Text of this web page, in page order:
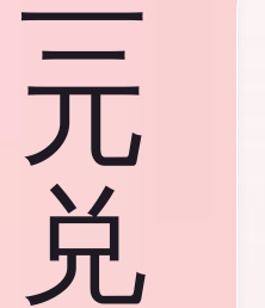
元
兑